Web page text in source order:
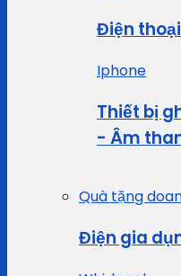
Điện thoại
Iphone
Thiết bị
- Âm
Quà tặng
Điện gia